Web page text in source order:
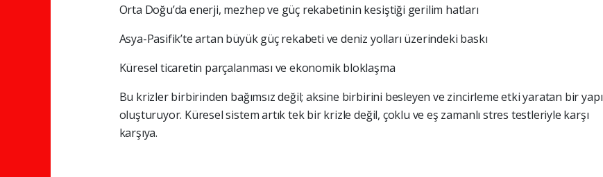
Orta Doğu’da enerji, mezhep ve güç rekabetinin kesiştiği gerilim hatları
Asya-Pasifik’te artan büyük güç rekabeti ve deniz yolları üzerindeki baskı
Küresel ticaretin parçalanması ve ekonomik bloklaşma
Bu krizler birbirinden bağımsız değil; aksine birbirini besleyen ve zincirleme etki yaratan bir yapı
oluşturuyor. Küresel sistem artık tek bir krizle değil, çoklu ve eş zamanlı stres testleriyle karşı
karşıya.